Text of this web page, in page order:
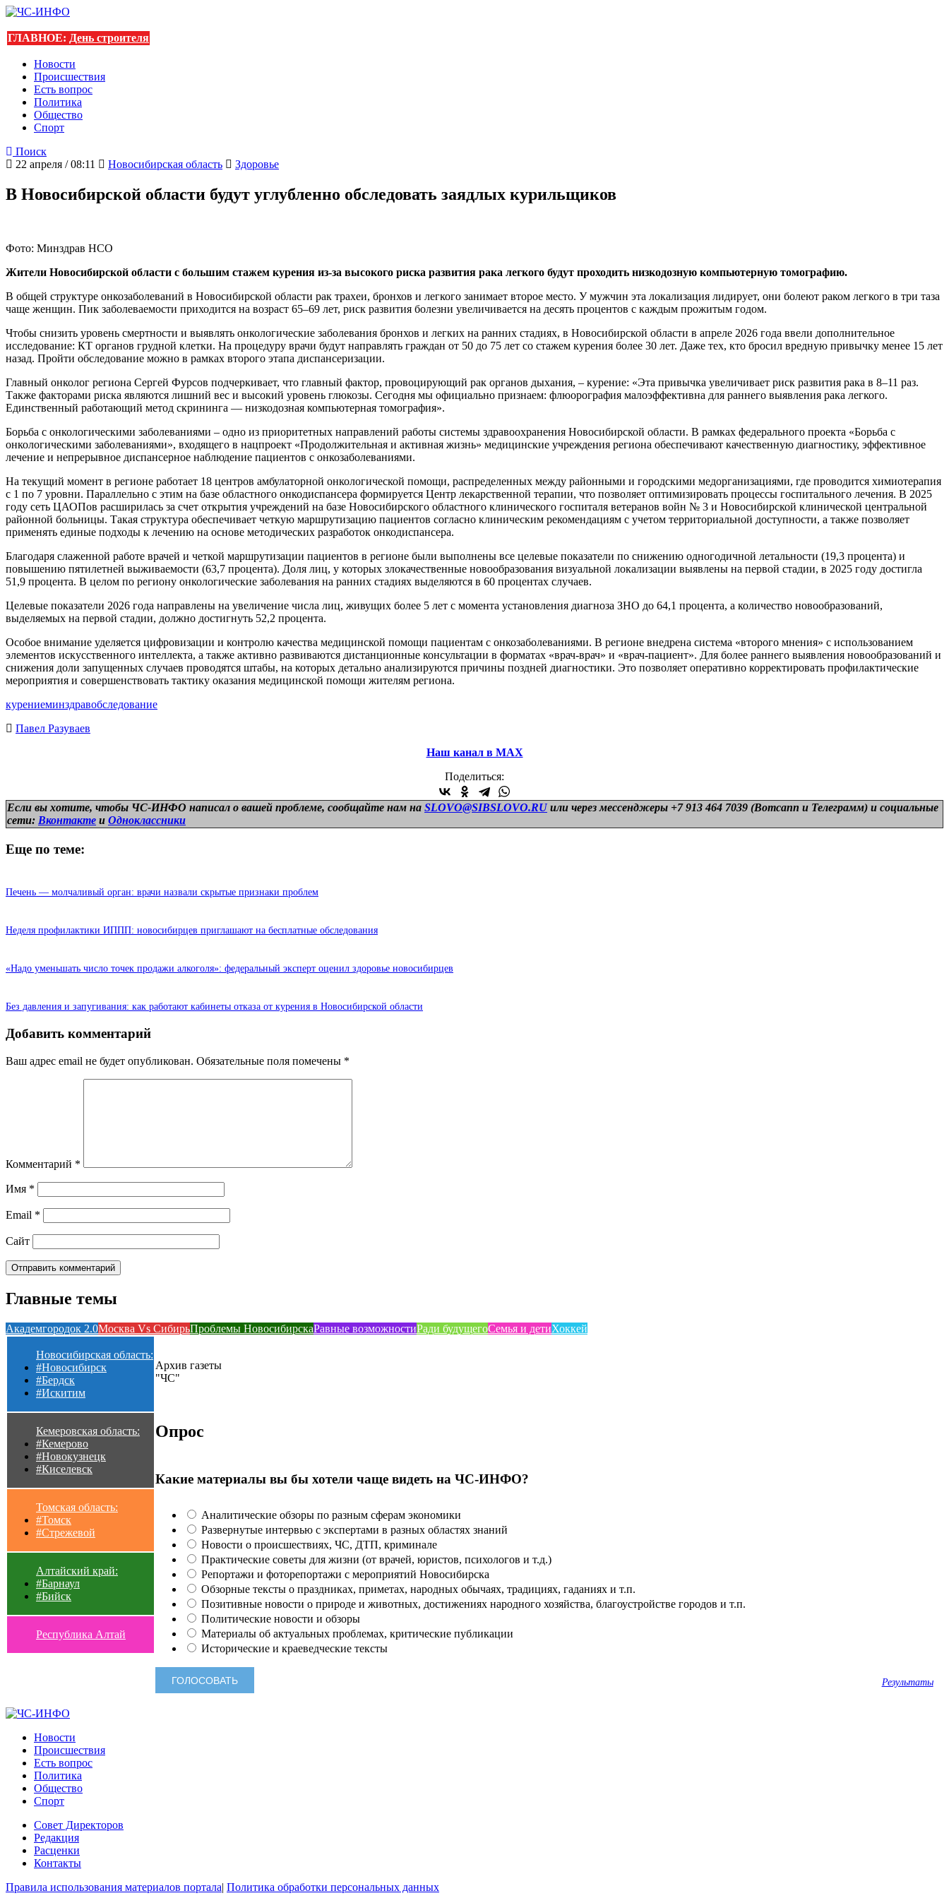
ГЛАВНОЕ: День строителя
Новости
Происшествия
Есть вопрос
Политика
Общество
Спорт
Поиск
22 апреля / 08:11
Новосибирская область Здоровье
В Новосибирской области будут углубленно обследовать заядлых курильщиков
Фото: Минздрав НСО
Жители Новосибирской области с большим стажем курения из-за высокого риска развития рака легкого будут проходить низкодозную компьютерную томографию.
В общей структуре онкозаболеваний в Новосибирской области рак трахеи, бронхов и легкого занимает второе место. У мужчин эта локализация лидирует, они болеют раком легкого в три таза
чаще женщин. Пик заболеваемости приходится на возраст 65–69 лет, риск развития болезни увеличивается на десять процентов с каждым прожитым годом.
Чтобы снизить уровень смертности и выявлять онкологические заболевания бронхов и легких на ранних стадиях, в Новосибирской области в апреле 2026 года ввели дополнительное
исследование: КТ органов грудной клетки. На процедуру врачи будут направлять граждан от 50 до 75 лет со стажем курения более 30 лет. Даже тех, кто бросил вредную привычку менее 15 лет
назад. Пройти обследование можно в рамках второго этапа диспансеризации.
Главный онколог региона Сергей Фурсов подчеркивает, что главный фактор, провоцирующий рак органов дыхания, – курение: «Эта привычка увеличивает риск развития рака в 8–11 раз.
Также факторами риска являются лишний вес и высокий уровень глюкозы. Сегодня мы официально признаем: флюорография малоэффективна для раннего выявления рака легкого.
Единственный работающий метод скрининга — низкодозная компьютерная томография».
Борьба с онкологическими заболеваниями – одно из приоритетных направлений работы системы здравоохранения Новосибирской области. В рамках федерального проекта «Борьба с
онкологическими заболеваниями», входящего в нацпроект «Продолжительная и активная жизнь» медицинские учреждения региона обеспечивают качественную диагностику, эффективное
лечение и непрерывное диспансерное наблюдение пациентов с онкозаболеваниями.
На текущий момент в регионе работает 18 центров амбулаторной онкологической помощи, распределенных между районными и городскими медорганизациями, где проводится химиотерапия
с 1 по 7 уровни. Параллельно с этим на базе областного онкодиспансера формируется Центр лекарственной терапии, что позволяет оптимизировать процессы госпитального лечения. В 2025
году сеть ЦАОПов расширилась за счет открытия учреждений на базе Новосибирского областного клинического госпиталя ветеранов войн № 3 и Новосибирской клинической центральной
районной больницы. Такая структура обеспечивает четкую маршрутизацию пациентов согласно клиническим рекомендациям с учетом территориальной доступности, а также позволяет
применять единые подходы к лечению на основе методических разработок онкодиспансера.
Благодаря слаженной работе врачей и четкой маршрутизации пациентов в регионе были выполнены все целевые показатели по снижению одногодичной летальности (19,3 процента) и
повышению пятилетней выживаемости (63,7 процента). Доля лиц, у которых злокачественные новообразования визуальной локализации выявлены на первой стадии, в 2025 году достигла
51,9 процента. В целом по региону онкологические заболевания на ранних стадиях выделяются в 60 процентах случаев.
Целевые показатели 2026 года направлены на увеличение числа лиц, живущих более 5 лет с момента установления диагноза ЗНО до 64,1 процента, а количество новообразований,
выделяемых на первой стадии, должно достигнуть 52,2 процента.
Особое внимание уделяется цифровизации и контролю качества медицинской помощи пациентам с онкозаболеваниями. В регионе внедрена система «второго мнения» с использованием
элементов искусственного интеллекта, а также активно развиваются дистанционные консультации в форматах «врач-врач» и «врач-пациент». Для более раннего выявления новообразований и
снижения доли запущенных случаев проводятся штабы, на которых детально анализируются причины поздней диагностики. Это позволяет оперативно корректировать профилактические
мероприятия и совершенствовать тактику оказания медицинской помощи жителям региона.
курениеминздравобследование
Павел Разуваев
Наш канал в МАХ
Поделиться:
Если вы хотите, чтобы ЧС-ИНФО написал о вашей проблеме, сообщайте нам на SLOVO@SIBSLOVO.RU или через мессенджеры +7 913 464 7039 (Вотсапп и Телеграмм) и социальные
сети: Вконтакте и Одноклассники
Еще по теме:
Печень — молчаливый орган: врачи назвали скрытые признаки проблем
Неделя профилактики ИППП: новосибирцев приглашают на бесплатные обследования
«Надо уменьшать число точек продажи алкоголя»: федеральный эксперт оценил здоровье новосибирцев
Без давления и запугивания: как работают кабинеты отказа от курения в Новосибирской области
Добавить комментарий
Ваш адрес email не будет опубликован. Обязательные поля помечены *
Комментарий *
Имя *
Email *
Сайт
Главные темы
Академгородок 2.0Москва Vs СибирьПроблемы НовосибирскаРавные возможностиРади будущегоСемья и детиХоккей
Новосибирская область:
#Новосибирск
#Бердск
#Искитим
Кемеровская область:
#Кемерово
#Новокузнецк
#Киселевск
Томская область:
#Томск
#Стрежевой
Алтайский край:
#Барнаул
#Бийск
Республика Алтай
Архив газеты
"ЧС"
Опрос
Какие материалы вы бы хотели чаще видеть на ЧС-ИНФО?
Аналитические обзоры по разным сферам экономики
Развернутые интервью с экспертами в разных областях знаний
Новости о происшествиях, ЧС, ДТП, криминале
Практические советы для жизни (от врачей, юристов, психологов и т.д.)
Репортажи и фоторепортажи с мероприятий Новосибирска
Обзорные тексты о праздниках, приметах, народных обычаях, традициях, гаданиях и т.п.
Позитивные новости о природе и животных, достижениях народного хозяйства, благоустройстве городов и т.п.
Политические новости и обзоры
Материалы об актуальных проблемах, критические публикации
Исторические и краеведческие тексты
Результаты
Новости
Происшествия
Есть вопрос
Политика
Общество
Спорт
Совет Директоров
Редакция
Расценки
Контакты
Правила использования материалов портала| Политика обработки персональных данных